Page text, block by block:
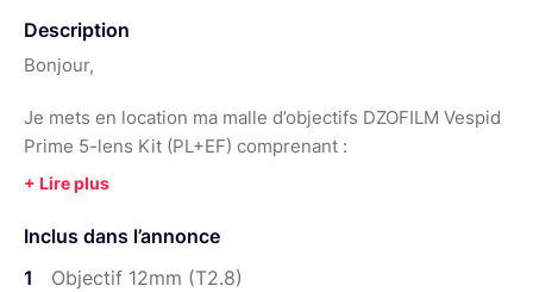
Description
Bonjour,
Je mets en location ma malle d’objectifs DZOFILM Vespid
Prime 5-lens Kit (PL+EF) comprenant :
Objectif 1x12mm (T2.8)
Objectif 1x25mm (T2.1)
Objectif 1x35mm (T2.1)
Inclus dans l’annonce
1
Objectif 12mm (T2.8)